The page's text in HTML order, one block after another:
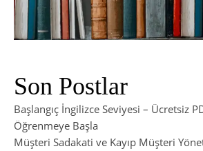
Son Postlar
Başlangıç İngilizce Seviyesi – Ücretsiz
Öğrenmeye Başla
Müşteri Sadakati ve Kayıp Müşteri